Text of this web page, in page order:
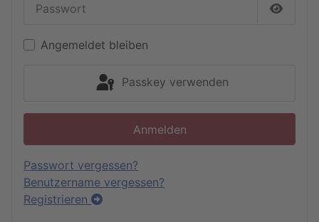
Angemeldet bleiben
Passkey verwenden
Anmelden
Passwort vergessen?
Benutzername vergessen?
Registrieren